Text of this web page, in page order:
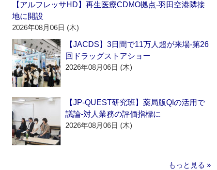
【アルフレッサHD】再生医療CDMO拠点‐羽田空港隣接
地に開設
2026年08月06日 (木)
【JACDS】3日間で11万人超が来場‐第26
回ドラッグストアショー
2026年08月06日 (木)
【JP-QUEST研究班】薬局版QIの活用で
議論‐対人業務の評価指標に
2026年08月06日 (木)
もっと見る »